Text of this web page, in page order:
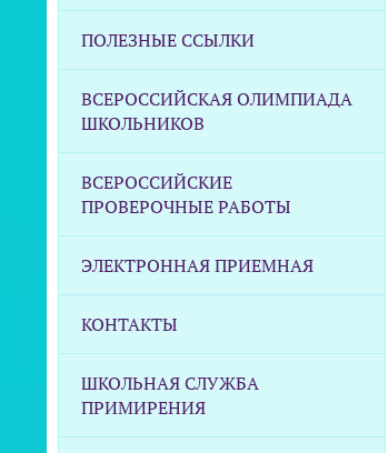
ПОЛЕЗНЫЕ ССЫЛКИ
ВСЕРОССИЙСКАЯ ОЛИМПИАДА
ШКОЛЬНИКОВ
ВСЕРОССИЙСКИЕ
ПРОВЕРОЧНЫЕ РАБОТЫ
ЭЛЕКТРОННАЯ ПРИЕМНАЯ
КОНТАКТЫ
ШКОЛЬНАЯ СЛУЖБА
ПРИМИРЕНИЯ